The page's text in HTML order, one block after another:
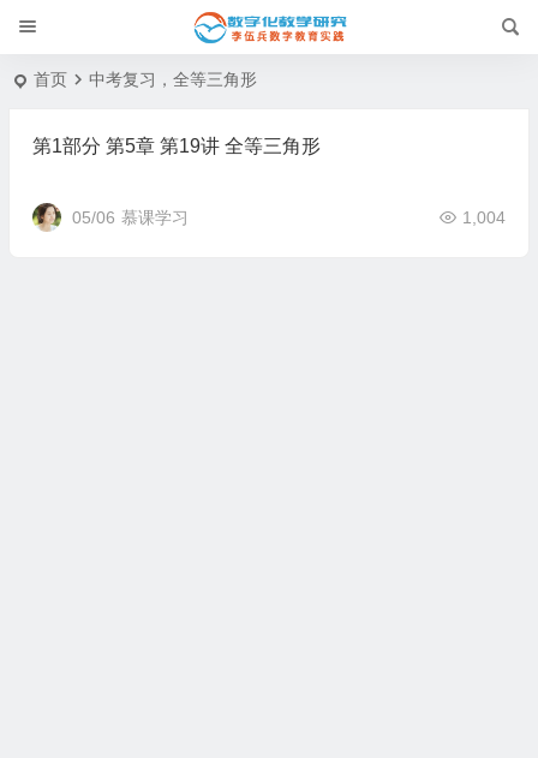
首页 中考复习，全等三角形
第1部分 第5章 第19讲 全等三角形
05/06 慕课学习 1,004